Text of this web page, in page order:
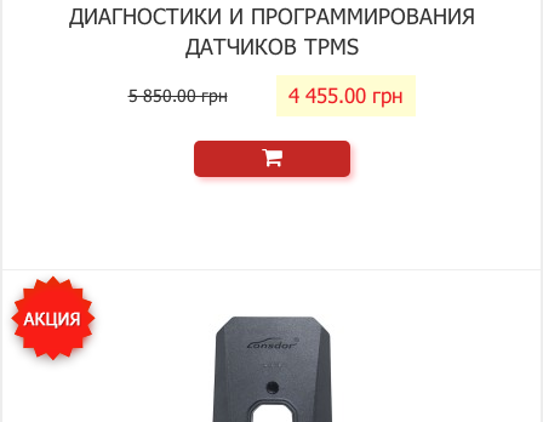
ДИАГНОСТИКИ И ПРОГРАММИРОВАНИЯ
ДАТЧИКОВ TPMS
5 850.00 грн 4 455.00 грн